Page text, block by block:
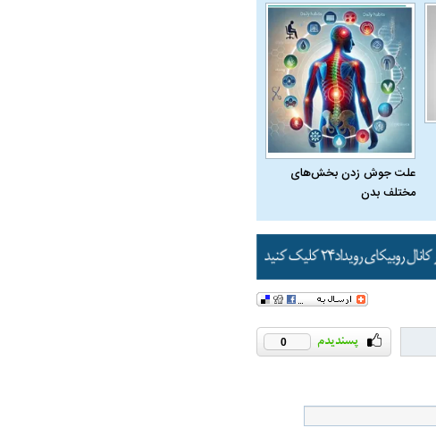
علت جوش زدن بخش‌های
مختلف بدن
0